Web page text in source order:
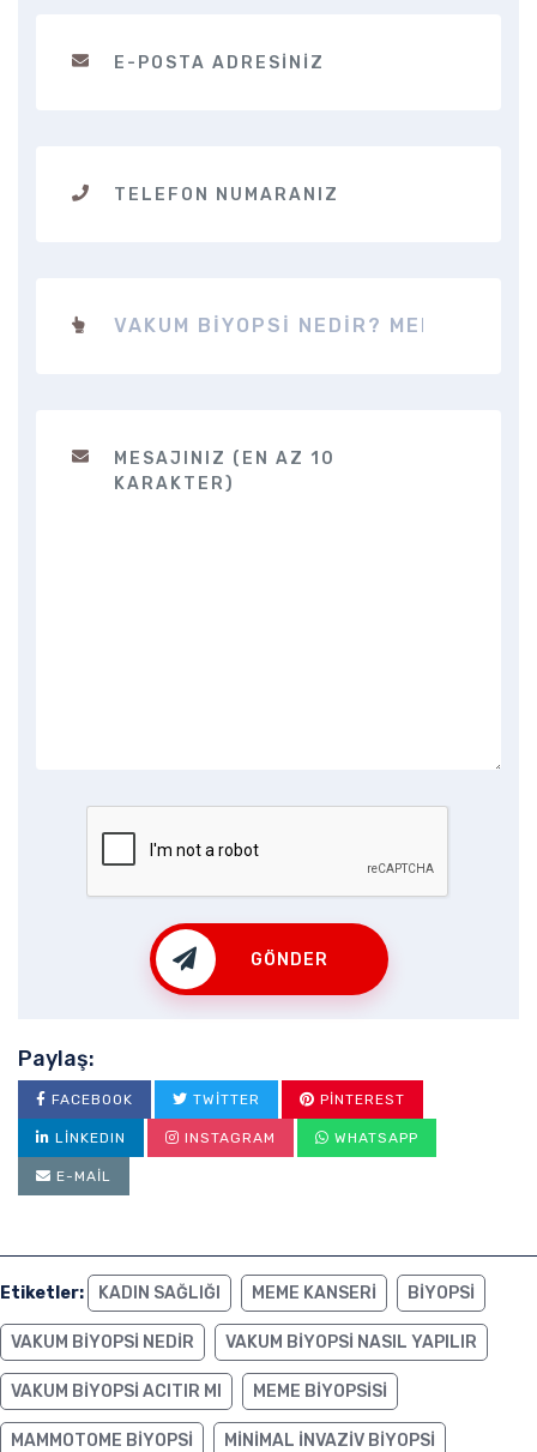
GÖNDER
Paylaş:
FACEBOOK TWITTER PINTEREST
LINKEDIN INSTAGRAM WHATSAPP
E-MAIL
Etiketler: KADIN SAĞLIĞI MEME KANSERI BIYOPSI
VAKUM BIYOPSI NEDIR VAKUM BIYOPSI NASIL YAPILIR
VAKUM BIYOPSI ACITIR MI MEME BIYOPSISI
MAMMOTOME BIYOPSI MINIMAL INVAZIV BIYOPSI